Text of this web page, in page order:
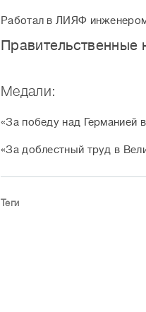
Работал в ЛИЯФ
Правительственные
Медали:
«За победу над Германией
«За доблестный труд в
Теги